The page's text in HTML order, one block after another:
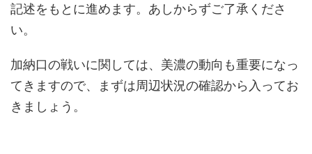
記述をもとに進めます。あしからずご了承くださ
い。
加納口の戦いに関しては、美濃の動向も重要になっ
てきますので、まずは周辺状況の確認から入ってお
きましょう。